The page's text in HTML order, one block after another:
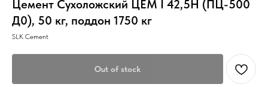
Цемент Сухоложский ЦЕМ I 42,5Н (ПЦ-500
Д0), 50 кг, поддон 1750 кг
SLK Cement
Out of stock